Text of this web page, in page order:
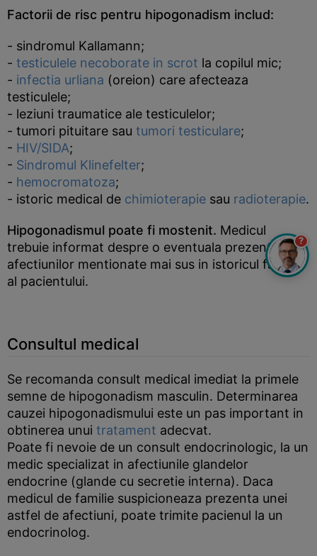
Factorii de risc pentru hipogonadism includ:
- sindromul Kallamann;
- testiculele necoborate in scrot la copilul mic;
- infectia urliana (oreion) care afecteaza
testiculele;
- leziuni traumatice ale testiculelor;
- tumori pituitare sau tumori testiculare;
- HIV/SIDA;
- Sindromul Klinefelter;
- hemocromatoza;
- istoric medical de chimioterapie sau radioterapie.
Hipogonadismul poate fi mostenit. Medicul
trebuie informat despre o eventuala prezenta a
afectiunilor mentionate mai sus in istoricul familial
al pacientului.
Consultul medical
Se recomanda consult medical imediat la primele
semne de hipogonadism masculin. Determinarea
cauzei hipogonadismului este un pas important in
obtinerea unui tratament adecvat.
Poate fi nevoie de un consult endocrinologic, la un
medic specializat in afectiunile glandelor
endocrine (glande cu secretie interna). Daca
medicul de familie suspicioneaza prezenta unei
astfel de afectiuni, poate trimite pacienul la un
endocrinolog.
?